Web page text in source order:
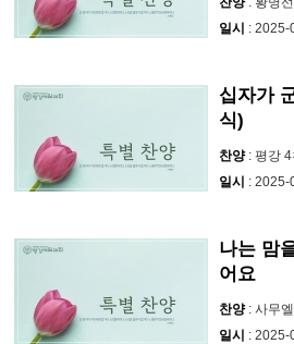
일시 : 2025-
십자가
식)
찬양: 평강 4
일시 : 2025-
나는 맘
어요
찬양: 사무
일시 : 2025-